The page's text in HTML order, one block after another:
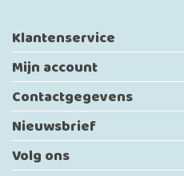
Klantenservice
Mijn account
Contactgegevens
Nieuwsbrief
Volg ons